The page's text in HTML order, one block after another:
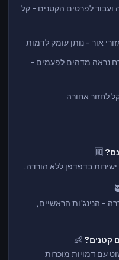
לפרטים הקטנים - קל
אור - נותן עומק לדמות
נראה מדהים לפעמים -
לחזור אחורה
ישירות בדפדפן ללא הורדה.
- הנינג'ות הראשיים,
👶
פשוט עם דמויות מוכרות